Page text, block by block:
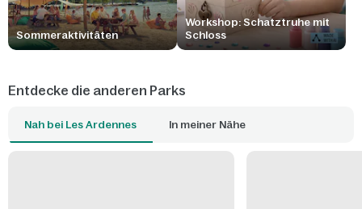
Sommeraktivitäten
Workshop: Schatztruhe mit
Schloss
Entdecke die anderen Parks
Nah bei Les Ardennes In meiner Nähe